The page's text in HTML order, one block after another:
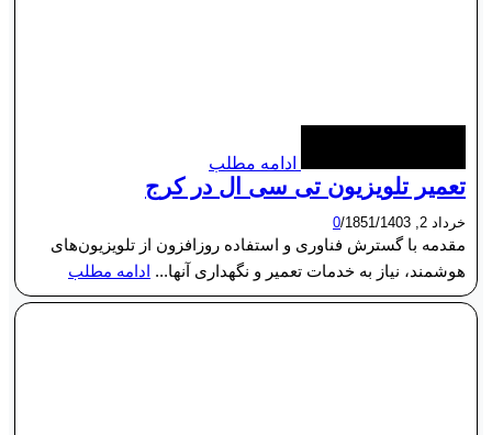
ادامه مطلب
تعمیر تلویزیون تی سی ال در کرج
خرداد 2, 1403 /
1851
/
0
مقدمه با گسترش فناوری و استفاده روزافزون از تلویزیون‌های
هوشمند، نیاز به خدمات تعمیر و نگهداری آنها... ادامه مطلب